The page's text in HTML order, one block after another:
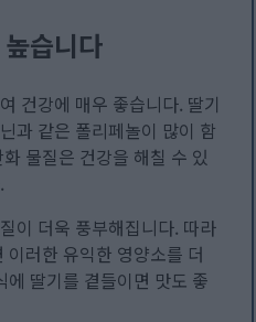
습니다
건강에 매우 좋습니다. 딸기
과 같은 폴리페놀이 많이 함
물질은 건강을 해칠 수 있
이 더욱 풍부해집니다. 따라
러한 유익한 영양소를 더
에 딸기를 곁들이면 맛도 좋